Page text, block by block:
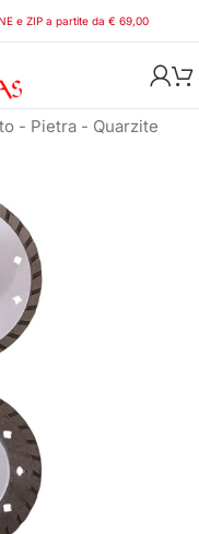
e ZIP a partite da € 69,00
- Pietra - Quarzite